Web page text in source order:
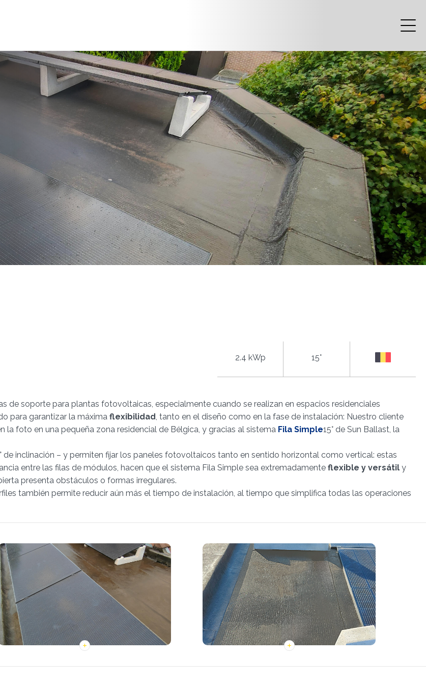
2.4 kWp 15°
de soporte para plantas fotovoltaicas, especialmente cuando se realizan en espacios residenciales
para garantizar la máxima flexibilidad, tanto en el diseño como en la fase de instalación: Nuestro cliente
la foto en una pequeña zona residencial de Bélgica, y gracias al sistema Fila Simple15° de Sun Ballast, la
de inclinación – y permiten fijar los paneles fotovoltaicos tanto en sentido horizontal como vertical: estas
entre las filas de módulos, hacen que el sistema Fila Simple sea extremadamente flexible y versátil y
presenta obstáculos o formas irregulares.
también permite reducir aún más el tiempo de instalación, al tiempo que simplifica todas las operaciones